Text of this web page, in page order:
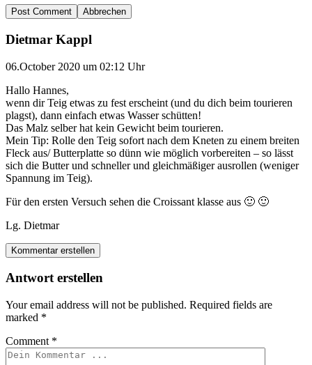
Abbrechen
Dietmar Kappl
06.October 2020 um 02:12 Uhr
Hallo Hannes,
wenn dir Teig etwas zu fest erscheint (und du dich beim tourieren
plagst), dann einfach etwas Wasser schütten!
Das Malz selber hat kein Gewicht beim tourieren.
Mein Tip: Rolle den Teig sofort nach dem Kneten zu einem breiten
Fleck aus/ Butterplatte so dünn wie möglich vorbereiten – so lässt
sich die Butter und schneller und gleichmäßiger ausrollen (weniger
Spannung im Teig).
Für den ersten Versuch sehen die Croissant klasse aus 🙂 🙂
Lg. Dietmar
Kommentar erstellen
Antwort erstellen
Your email address will not be published. Required fields are
marked *
Comment *